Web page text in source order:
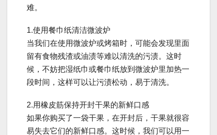
难。
1.使用餐巾纸清洁微波炉
当我们在使用微波炉或烤箱时，可能会发现里面
留有食物残渣或油渍等难以清洗的污渍。这时
候，不妨把湿纸巾或餐巾纸放到微波炉里加热一
段时间，这样可以让污渍松动，易于清洗。
2.用橡皮筋保持开封干果的新鲜口感
如果你购买了一袋干果，在开封后，干果就很容
易失去它们的新鲜口感。这时候，我们可以用一